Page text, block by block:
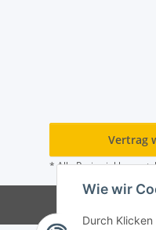
Wie wir
Durch
Vertrag
* Alle Preise inkl.